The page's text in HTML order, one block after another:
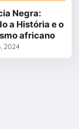
Negra:
a História e o
africano
2024